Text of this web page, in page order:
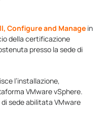
Configure and Manage in
della certificazione
presso la sede di
l’installazione,
VMware vSphere.
sede abilitata VMware